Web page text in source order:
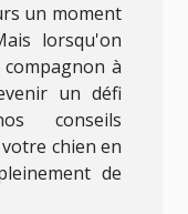
un moment
lorsqu'on
à
un défi
conseils
chien en
de